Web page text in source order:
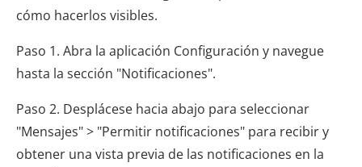
cómo hacerlos visibles.
Paso 1. Abra la aplicación Configuración y navegue
hasta la sección "Notificaciones".
Paso 2. Desplácese hacia abajo para seleccionar
"Mensajes" > "Permitir notificaciones" para recibir y
obtener una vista previa de las notificaciones en la